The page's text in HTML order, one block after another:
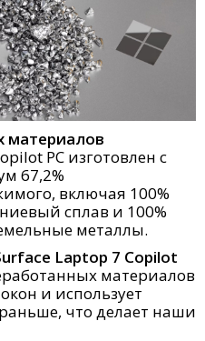
материалов
PC изготовлен с
67,2%
включая 100%
сплав и 100%
металлы.
Laptop 7 Copilot
материалов
и использует
что делает наши